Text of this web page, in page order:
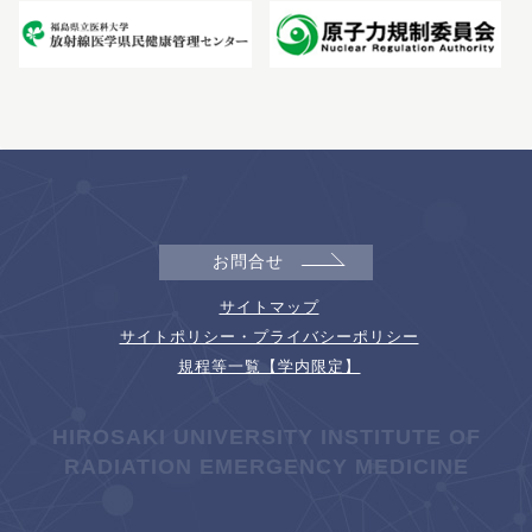
お問合せ
サイトマップ
サイトポリシー・プライバシーポリシー
規程等一覧【学内限定】
HIROSAKI UNIVERSITY INSTITUTE OF
RADIATION EMERGENCY MEDICINE